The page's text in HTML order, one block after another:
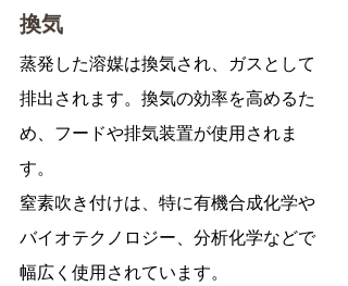
換気
蒸発した溶媒は換気され、ガスとして
排出されます。換気の効率を高めるた
め、フードや排気装置が使用されま
す。
窒素吹き付けは、特に有機合成化学や
バイオテクノロジー、分析化学などで
幅広く使用されています。